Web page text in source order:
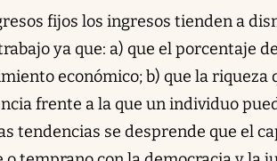
fijos los ingresos tienden a
ya que: a) que el porcentaje
económico; b) que la riqueza
frente a la que un individuo
tendencias se desprende que el